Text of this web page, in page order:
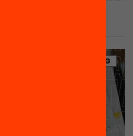
educatiu inclusiu,
de futur
BLOG